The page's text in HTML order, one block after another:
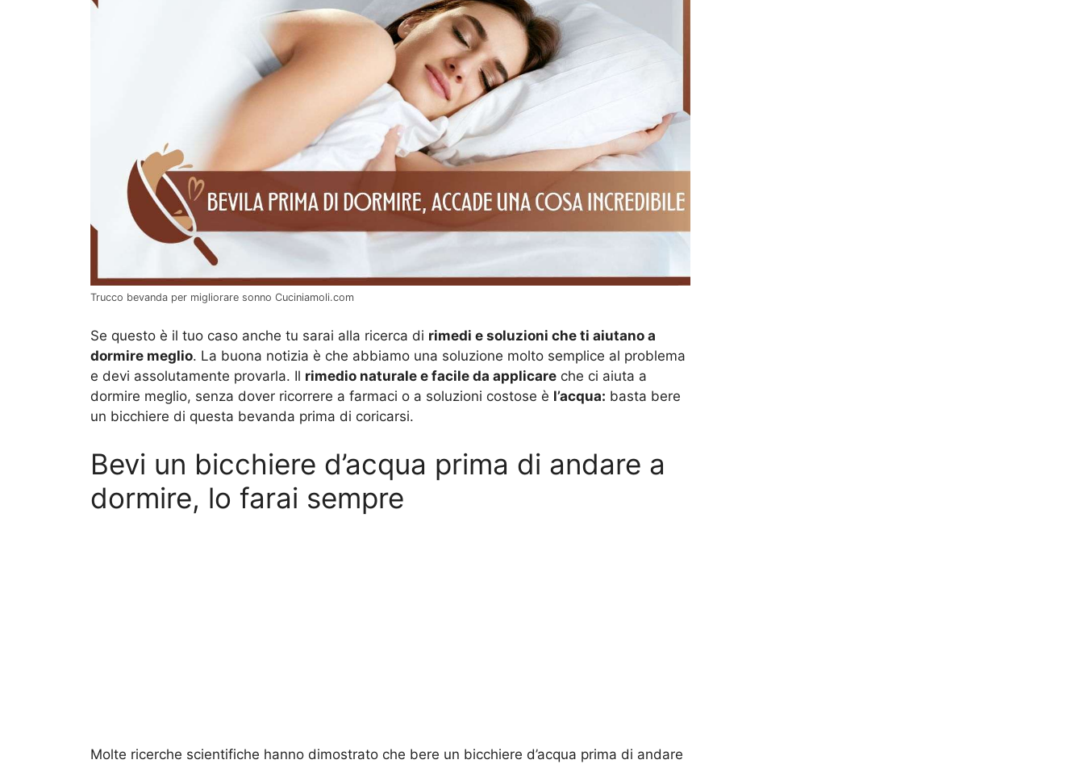
Trucco bevanda per migliorare sonno Cuciniamoli.com
Se questo è il tuo caso anche tu sarai alla ricerca di rimedi e soluzioni che ti aiutano a
dormire meglio. La buona notizia è che abbiamo una soluzione molto semplice al problema
e devi assolutamente provarla. Il rimedio naturale e facile da applicare che ci aiuta a
dormire meglio, senza dover ricorrere a farmaci o a soluzioni costose è l’acqua: basta bere
un bicchiere di questa bevanda prima di coricarsi.
Bevi un bicchiere d’acqua prima di andare a
dormire, lo farai sempre
Molte ricerche scientifiche hanno dimostrato che bere un bicchiere d’acqua prima di andare